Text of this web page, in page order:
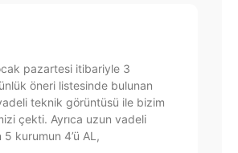
pazartesi itibariyle 3
öneri listesinde bulunan
teknik görüntüsü ile bizim
çekti. Ayrıca uzun vadeli
kurumun 4’ü AL,